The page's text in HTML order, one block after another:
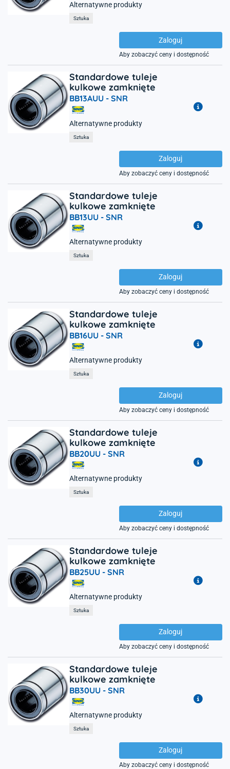
Alternatywne produkty
Sztuka
Zaloguj
Aby zobaczyć ceny i dostępność
Standardowe tuleje
kulkowe zamknięte
BB13AUU - SNR
Alternatywne produkty
Sztuka
Zaloguj
Aby zobaczyć ceny i dostępność
Standardowe tuleje
kulkowe zamknięte
BB13UU - SNR
Alternatywne produkty
Sztuka
Zaloguj
Aby zobaczyć ceny i dostępność
Standardowe tuleje
kulkowe zamknięte
BB16UU - SNR
Alternatywne produkty
Sztuka
Zaloguj
Aby zobaczyć ceny i dostępność
Standardowe tuleje
kulkowe zamknięte
BB20UU - SNR
Alternatywne produkty
Sztuka
Zaloguj
Aby zobaczyć ceny i dostępność
Standardowe tuleje
kulkowe zamknięte
BB25UU - SNR
Alternatywne produkty
Sztuka
Zaloguj
Aby zobaczyć ceny i dostępność
Standardowe tuleje
kulkowe zamknięte
BB30UU - SNR
Alternatywne produkty
Sztuka
Zaloguj
Aby zobaczyć ceny i dostępność